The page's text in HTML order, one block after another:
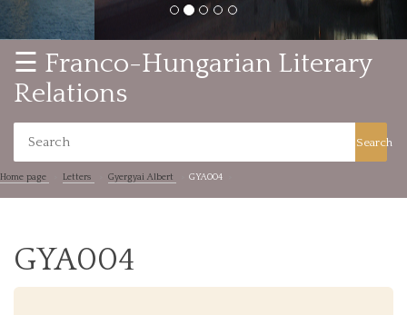
☰ Franco-Hungarian Literary
Relations
Search
Home page Letters Gyergyai Albert GYA004
GYA004